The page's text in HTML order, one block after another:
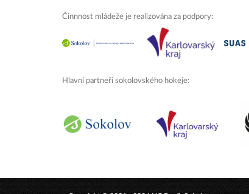
Činnnost mládeže je realizována za podpory:
Hlavní partneři sokolovského hokeje: